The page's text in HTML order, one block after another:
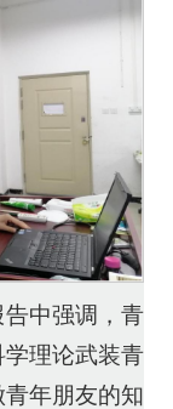
中强调，青
理论武装青
年朋友的知